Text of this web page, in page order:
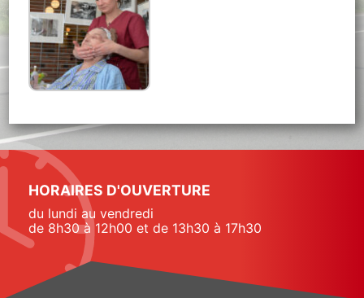
HORAIRES D'OUVERTURE
du lundi au vendredi
de 8h30 à 12h00 et de 13h30 à 17h30